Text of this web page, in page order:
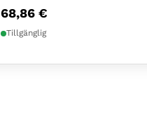
68,86 €
Tillgänglig